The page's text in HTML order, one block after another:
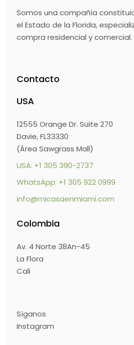
Somos una compañía
el Estado de la Florida,
compra residencial y comercial.
Contacto
USA
12555 Orange Dr. Suite 270
Davie, FL33330
(Área Sawgrass Mall)
USA: +1 305 390-2737
WhatsApp: +1 305 922 0999
info@micasaenmiami.com
Colombia
Av. 4 Norte 38An-45
La Flora
Cali
Síganos
Instagram